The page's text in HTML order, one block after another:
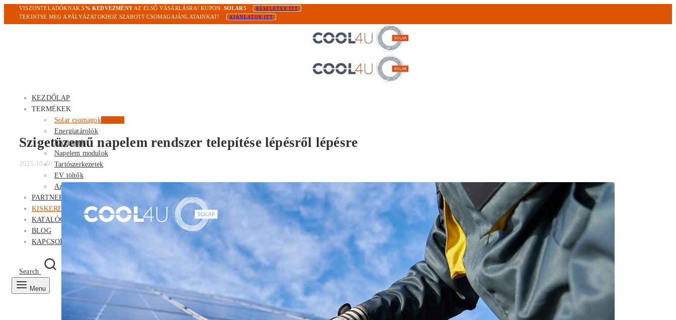
VISZONTELADÓKNAK5% KEDVEZMÉNY AZ ELSŐ VÁSÁRLÁSRA! KUPON: SOLAR5 RÉSZLETEK ITT
TEKINTSE MEG A PÁLYÁZATOKHOZ SZABOTT CSOMAGAJÁNLATAINKAT! AJÁNLATOK ITT
KEZDŐLAP
TERMÉKEK
Solar csomagokKiemelt
Energiatárolók
Inverterek
Napelem modulok
Tartószerkezetek
EV töltők
Az összes termékünk
PARTNERI ÁRLISTA
KISKERESKEDELEM
KATALÓGUS
BLOG
KAPCSOLAT
Search Belépés
Menu
Szigetüzemű napelem rendszer telepítése lépésről lépésre
2025.10.30.